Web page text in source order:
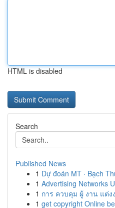
HTML is disabled
Search
Published News
1 Dự đoán MT · Bạch
1 Advertising Networks
1 การ ควบคุม ผู้ งาน แต่
1 get copyright Online